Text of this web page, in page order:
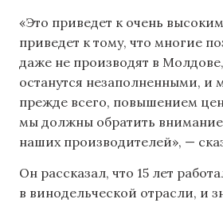
«Это приведет к очень
приведет к тому, что многие
даже не производят в
останутся незаполненными, и
прежде всего, повышением
мы должны обратить
наших производителей», —
Он рассказал, что 15 лет
в винодельческой отрасли, и